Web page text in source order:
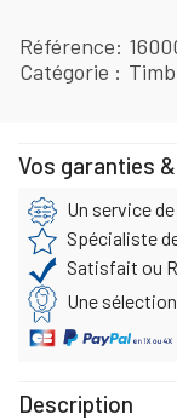
Référence
Catégorie
Vos garanties
Un service
Spécialiste
Satisfait ou
Une
Description